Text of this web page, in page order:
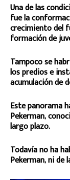
Una de las
fue la
crecimiento del
formación de
Tampoco se
los predios e
acumulación de
Este panorama
Pekerman,
largo plazo.
Todavía no ha
Pekerman, ni de